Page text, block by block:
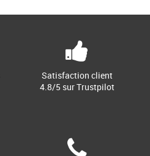
Satisfaction client
4.8/5 sur Trustpilot